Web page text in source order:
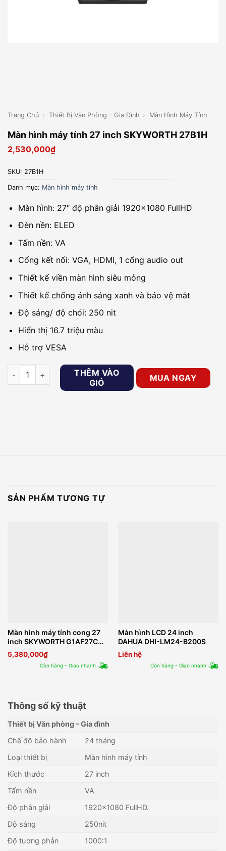
Trang Chủ › Thiết Bị Văn Phòng - Gia Đình › Màn Hình Máy Tính
Màn hình máy tính 27 inch SKYWORTH 27B1H
2,530,000₫
SKU: 27B1H
Danh mục: Màn hình máy tính
Màn hình: 27″ độ phân giải 1920×1080 FullHD
Đèn nền: ELED
Tấm nền: VA
Cổng kết nối: VGA, HDMI, 1 cổng audio out
Thiết kế viền màn hình siêu mỏng
Thiết kế chống ánh sáng xanh và bảo vệ mắt
Độ sáng/ độ chói: 250 nit
Hiển thị 16.7 triệu màu
Hỗ trợ VESA
Màn hình máy tính 27 inch SKYWORTH 27B1H số lượng
THÊM VÀO
GIỎ
MUA NGAY
SẢN PHẨM TƯƠNG TỰ
Màn hình máy tính cong 27
inch SKYWORTH G1AF27C
PRO
5,380,000₫
Còn hàng - Giao nhanh
Màn hình LCD 24 inch
DAHUA DHI-LM24-B200S
Liên hệ
Còn hàng - Giao nhanh
Thông số kỹ thuật
Thiết bị Văn phòng – Gia đình
Chế độ bảo hành
24 tháng
Loại thiết bị
Màn hình máy tính
Kích thước
27 inch
Tấm nền
VA
Độ phân giải
1920×1080 FullHD.
Độ sáng
250nit
Độ tương phản
1000:1